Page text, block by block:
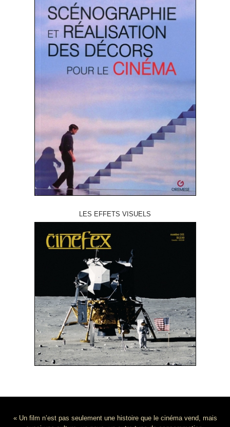
LES EFFETS VISUELS
« Un film n’est pas seulement une histoire que le cinéma vend, mais